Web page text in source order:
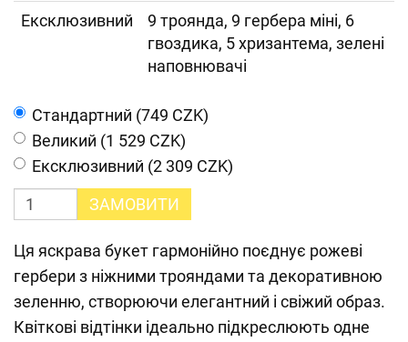
Ексклюзивний
9 троянда, 9 гербера міні, 6
гвоздика, 5 хризантема, зелені
наповнювачі
Cтандартний (749 CZK)
Великий (1 529 CZK)
Ексклюзивний (2 309 CZK)
ЗАМОВИТИ
Ця яскрава букет гармонійно поєднує рожеві
гербери з ніжними трояндами та декоративною
зеленню, створюючи елегантний і свіжий образ.
Квіткові відтінки ідеально підкреслюють одне